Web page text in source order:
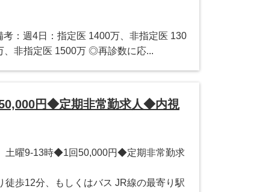
：週4日：指定医 1400万、非指定医 130
、非指定医 1500万 ◎再診数に応...
円◆定期非常勤求人◆内視
土曜9-13時◆1回50,000円◆定期非常勤求
徒歩12分、もしくはバス JR線の最寄り駅